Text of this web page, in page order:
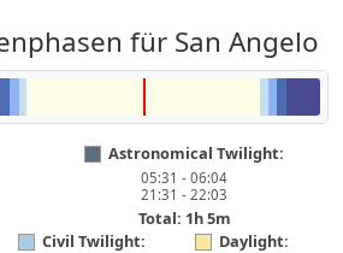
für San Angelo
Astronomical Twilight:
05:31 - 06:04
21:31 - 22:03
Total: 1h 5m
Civil Twilight: Daylight: